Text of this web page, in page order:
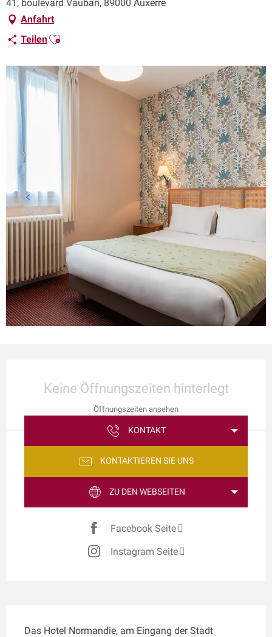
41, boulevard Vauban, 89000 Auxerre
Anfahrt
TeilenAjouter aux favoris
Keine Öffnungszeiten hinterlegt
Öffnungszeiten ansehen
KONTAKT
KONTAKTIEREN SIE UNS
ZU DEN WEBSEITEN
Facebook Seite
Instagram Seite
Das Hotel Normandie, am Eingang der Stadt